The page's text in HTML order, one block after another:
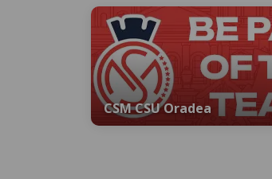
CSM CSU Oradea